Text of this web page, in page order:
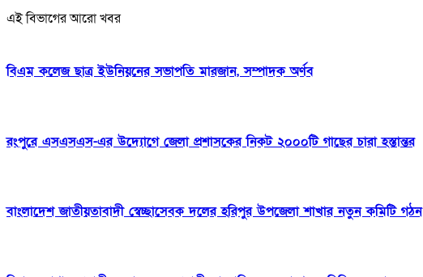
এই বিভাগের আরো খবর
বিএম কলেজ ছাত্র ইউনিয়নের সভাপতি মারজান, সম্পাদক অর্ণব
রংপুরে এসএসএস-এর উদ্যোগে জেলা প্রশাসকের নিকট ২০০০টি গাছের চারা হস্তান্তর
বাংলাদেশ জাতীয়তাবাদী স্বেচ্ছাসেবক দলের হরিপুর উপজেলা শাখার নতুন কমিটি গঠন